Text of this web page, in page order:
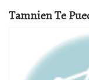
Tamnien Te